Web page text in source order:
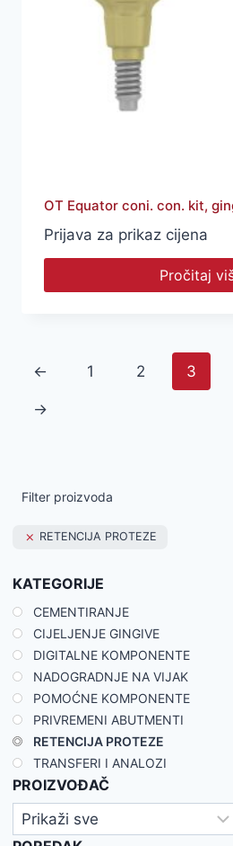
OT Equator coni. con. kit,
Prijava za prikaz cijena
Pročitaj
← 1 2 3
→
Filter proizvoda
RETENCIJA PROTEZE
KATEGORIJE
CEMENTIRANJE
CIJELJENJE GINGIVE
DIGITALNE KOMPONENTE
NADOGRADNJE NA VIJAK
POMOĆNE KOMPONENTE
PRIVREMENI ABUTMENTI
RETENCIJA PROTEZE
TRANSFERI I ANALOZI
PROIZVOĐAČ